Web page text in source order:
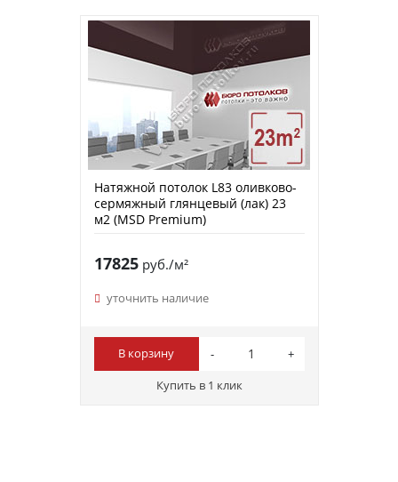
Натяжной потолок L83 оливково-
сермяжный глянцевый (лак) 23
м2 (MSD Premium)
17825руб./м²
уточнить наличие
В корзину
Купить в 1 клик